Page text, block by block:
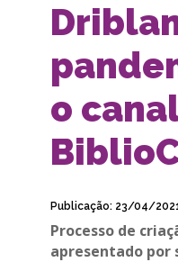
o
Publicação: 23/04/
Processo de
apresentado por